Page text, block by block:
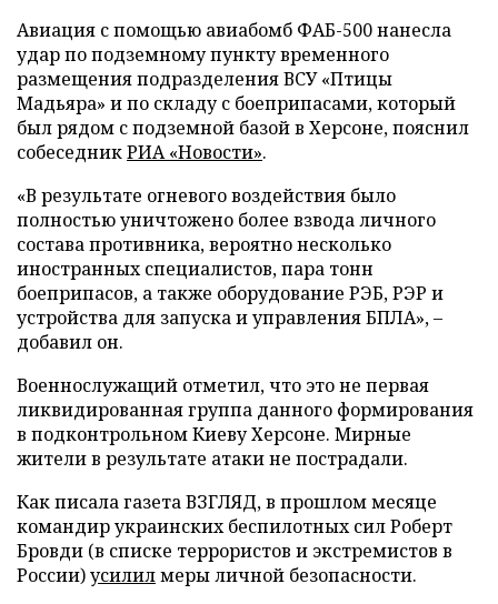
Авиация с помощью авиабомб ФАБ-500 нанесла
удар по подземному пункту временного
размещения подразделения ВСУ «Птицы
Мадьяра» и по складу с боеприпасами, который
был рядом с подземной базой в Херсоне, пояснил
собеседникРИА «Новости».
«В результате огневого воздействия было
полностью уничтожено более взвода личного
состава противника, вероятно несколько
иностранных специалистов, пара тонн
боеприпасов, а также оборудование РЭБ, РЭР и
устройства для запуска и управления БПЛА», –
добавил он.
Военнослужащий отметил, что это не первая
ликвидированная группа данного формирования
в подконтрольном Киеву Херсоне. Мирные
жители в результате атаки не пострадали.
Как писала газета ВЗГЛЯД, в прошлом месяце
командир украинских беспилотных сил Роберт
Бровди (в списке террористов и экстремистов в
России)усилилмеры личной безопасности.